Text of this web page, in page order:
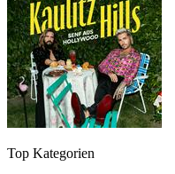
Top Kategorien